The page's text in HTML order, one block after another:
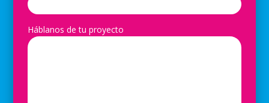
Háblanos de tu proyecto